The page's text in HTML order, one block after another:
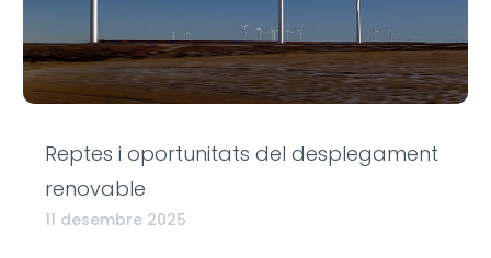
Reptes i oportunitats del desplegament
renovable
11 desembre 2025